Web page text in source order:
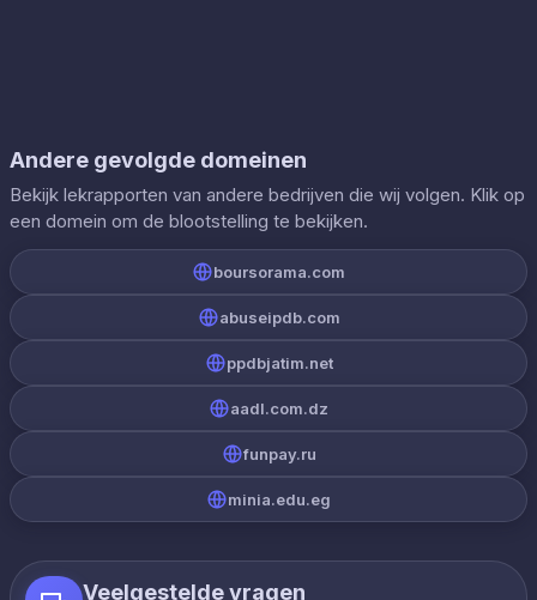
Andere gevolgde domeinen
Bekijk lekrapporten van andere bedrijven die wij volgen. Klik op
een domein om de blootstelling te bekijken.
boursorama.com
abuseipdb.com
ppdbjatim.net
aadl.com.dz
funpay.ru
minia.edu.eg
Veelgestelde vragen